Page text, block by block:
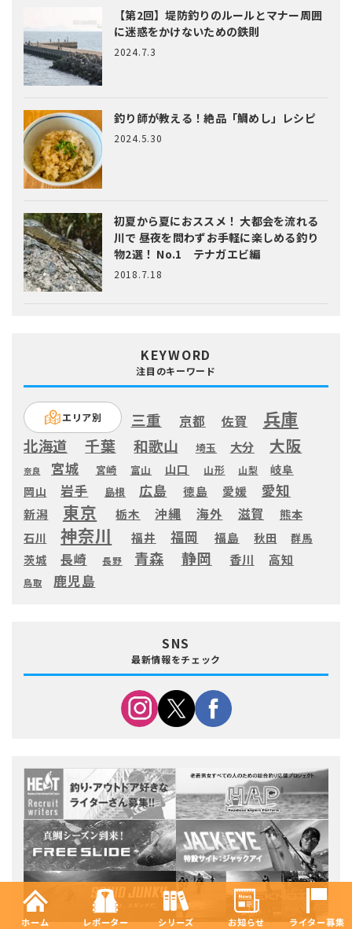
【第2回】堤防釣りのルールとマナー周囲
に迷惑をかけないための鉄則
2024.7.3
釣り師が教える！絶品「鯛めし」レシピ
2024.5.30
初夏から夏におススメ！ 大都会を流れる
川で 昼夜を問わずお手軽に楽しめる釣り
物2選！ No.1 テナガエビ編
2018.7.18
KEYWORD
注目のキーワード
エリア別 三重 京都 佐賀 兵庫
北海道 千葉 和歌山 埼玉 大分 大阪
奈良 宮城 宮崎 富山 山口 山形 山梨
岐阜
岡山
岩手 島根 広島 徳島 愛媛 愛知
新潟 東京 栃木 沖縄 海外 滋賀
熊本
石川
神奈川 福井 福岡 福島 秋田 群馬
茨城 長崎 長野 青森 静岡 香川 高知
鳥取 鹿児島
SNS
最新情報をチェック
ホーム レポーター シリーズ お知らせ ライター募集